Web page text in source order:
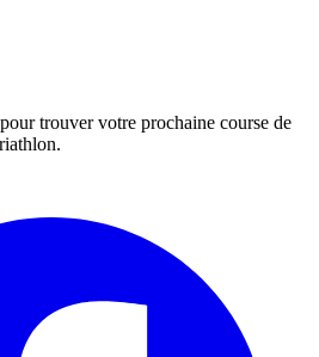
trouver votre prochaine course de